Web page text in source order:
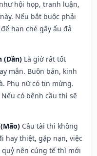
hội họp, tranh luận,
Nếu bắt buộc phải
hạn ché gây ẩu đả
(Dần) Là giờ rất tốt
mắn. Buôn bán, kinh
Phụ nữ có tin mừng.
có bệnh cầu thì sẽ
Cầu tài thì không
hay thiệt, gặp nạn, việc
nên cúng tế thì mới